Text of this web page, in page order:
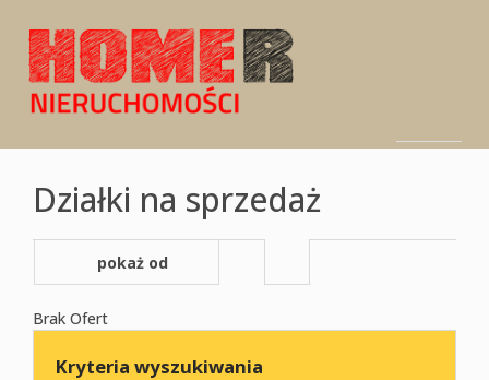
firmie
Oferty
Działki na sprzedaż
pokaż od
najnowszych
Brak Ofert
Kryteria wyszukiwania